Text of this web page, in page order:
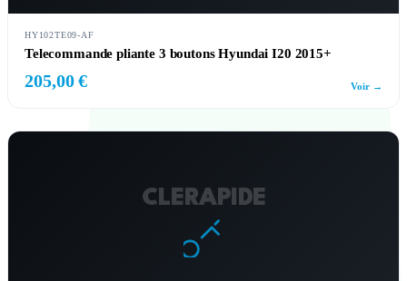
HY102TE09-AF
Telecommande pliante 3 boutons Hyundai I20 2015+
205,00 € Voir →
CLERAPIDE